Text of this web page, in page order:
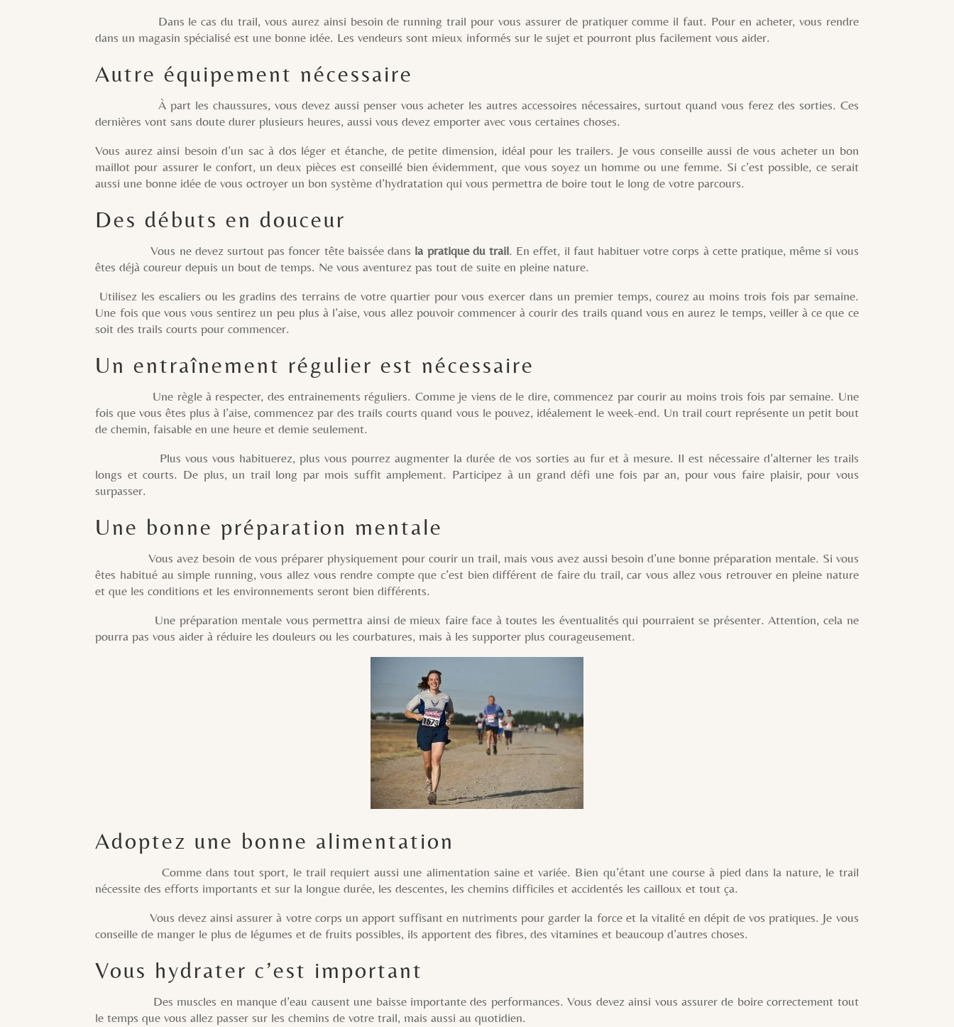
Dans le cas du trail, vous aurez ainsi besoin de running trail pour vous assurer de pratiquer comme il faut. Pour en acheter, vous rendre
dans un magasin spécialisé est une bonne idée. Les vendeurs sont mieux informés sur le sujet et pourront plus facilement vous aider.
Autre équipement nécessaire
À part les chaussures, vous devez aussi penser vous acheter les autres accessoires nécessaires, surtout quand vous ferez des sorties. Ces
dernières vont sans doute durer plusieurs heures, aussi vous devez emporter avec vous certaines choses.
Vous aurez ainsi besoin d’un sac à dos léger et étanche, de petite dimension, idéal pour les trailers. Je vous conseille aussi de vous acheter un bon
maillot pour assurer le confort, un deux pièces est conseillé bien évidemment, que vous soyez un homme ou une femme. Si c’est possible, ce serait
aussi une bonne idée de vous octroyer un bon système d’hydratation qui vous permettra de boire tout le long de votre parcours.
Des débuts en douceur
Vous ne devez surtout pas foncer tête baissée dans la pratique du trail. En effet, il faut habituer votre corps à cette pratique, même si vous
êtes déjà coureur depuis un bout de temps. Ne vous aventurez pas tout de suite en pleine nature.
Utilisez les escaliers ou les gradins des terrains de votre quartier pour vous exercer dans un premier temps, courez au moins trois fois par semaine.
Une fois que vous vous sentirez un peu plus à l’aise, vous allez pouvoir commencer à courir des trails quand vous en aurez le temps, veiller à ce que ce
soit des trails courts pour commencer.
Un entraînement régulier est nécessaire
Une règle à respecter, des entrainements réguliers. Comme je viens de le dire, commencez par courir au moins trois fois par semaine. Une
fois que vous êtes plus à l’aise, commencez par des trails courts quand vous le pouvez, idéalement le week-end. Un trail court représente un petit bout
de chemin, faisable en une heure et demie seulement.
Plus vous vous habituerez, plus vous pourrez augmenter la durée de vos sorties au fur et à mesure. Il est nécessaire d’alterner les trails
longs et courts. De plus, un trail long par mois suffit amplement. Participez à un grand défi une fois par an, pour vous faire plaisir, pour vous
surpasser.
Une bonne préparation mentale
Vous avez besoin de vous préparer physiquement pour courir un trail, mais vous avez aussi besoin d’une bonne préparation mentale. Si vous
êtes habitué au simple running, vous allez vous rendre compte que c’est bien différent de faire du trail, car vous allez vous retrouver en pleine nature
et que les conditions et les environnements seront bien différents.
Une préparation mentale vous permettra ainsi de mieux faire face à toutes les éventualités qui pourraient se présenter. Attention, cela ne
pourra pas vous aider à réduire les douleurs ou les courbatures, mais à les supporter plus courageusement.
Adoptez une bonne alimentation
Comme dans tout sport, le trail requiert aussi une alimentation saine et variée. Bien qu’étant une course à pied dans la nature, le trail
nécessite des efforts importants et sur la longue durée, les descentes, les chemins difficiles et accidentés les cailloux et tout ça.
Vous devez ainsi assurer à votre corps un apport suffisant en nutriments pour garder la force et la vitalité en dépit de vos pratiques. Je vous
conseille de manger le plus de légumes et de fruits possibles, ils apportent des fibres, des vitamines et beaucoup d’autres choses.
Vous hydrater c’est important
Des muscles en manque d’eau causent une baisse importante des performances. Vous devez ainsi vous assurer de boire correctement tout
le temps que vous allez passer sur les chemins de votre trail, mais aussi au quotidien.